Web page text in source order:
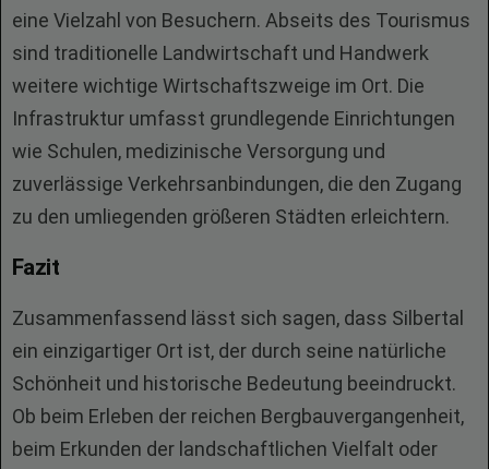
eine Vielzahl von Besuchern. Abseits des Tourismus
sind traditionelle Landwirtschaft und Handwerk
weitere wichtige Wirtschaftszweige im Ort. Die
Infrastruktur umfasst grundlegende Einrichtungen
wie Schulen, medizinische Versorgung und
zuverlässige Verkehrsanbindungen, die den Zugang
zu den umliegenden größeren Städten erleichtern.
Fazit
Zusammenfassend lässt sich sagen, dass Silbertal
ein einzigartiger Ort ist, der durch seine natürliche
Schönheit und historische Bedeutung beeindruckt.
Ob beim Erleben der reichen Bergbauvergangenheit,
beim Erkunden der landschaftlichen Vielfalt oder